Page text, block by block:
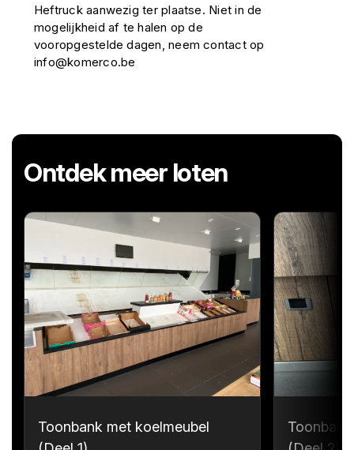
Heftruck aanwezig ter plaatse. Niet in de
mogelijkheid af te halen op de
vooropgestelde dagen, neem contact op
info@komerco.be
Ontdek meer loten
Toonbank met koelmeubel